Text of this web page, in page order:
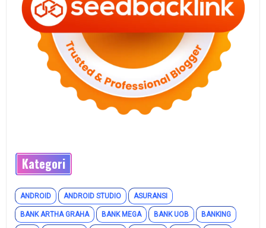
Kategori
ANDROID ANDROID STUDIO ASURANSI
BANK ARTHA GRAHA BANK MEGA BANK UOB BANKING